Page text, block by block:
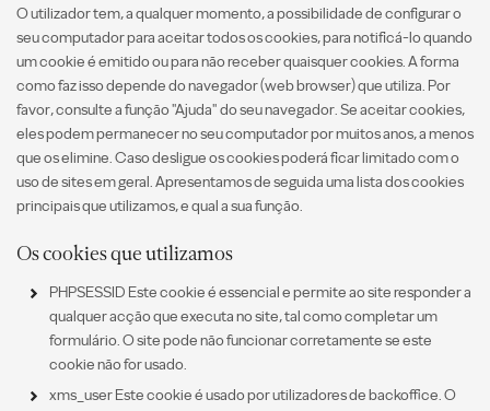
O utilizador tem, a qualquer momento, a possibilidade de configurar o
seu computador para aceitar todos os cookies, para notificá-lo quando
um cookie é emitido ou para não receber quaisquer cookies. A forma
como faz isso depende do navegador (web browser) que utiliza. Por
favor, consulte a função "Ajuda" do seu navegador. Se aceitar cookies,
eles podem permanecer no seu computador por muitos anos, a menos
que os elimine. Caso desligue os cookies poderá ficar limitado com o
uso de sites em geral. Apresentamos de seguida uma lista dos cookies
principais que utilizamos, e qual a sua função.
Os cookies que utilizamos
PHPSESSID Este cookie é essencial e permite ao site responder a
qualquer acção que executa no site, tal como completar um
formulário. O site pode não funcionar corretamente se este
cookie não for usado.
xms_user Este cookie é usado por utilizadores de backoffice. O